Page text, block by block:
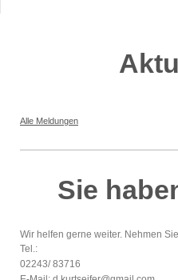
Alle Meldungen
Sie
Wir helfen gerne weiter. Nehmen
Tel.:
02243/ 83716